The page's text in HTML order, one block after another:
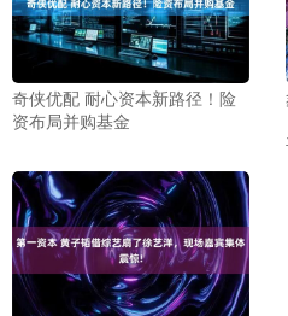
奇侠优配 耐心资本新路径！险
资布局并购基金